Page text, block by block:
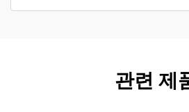
관련 제